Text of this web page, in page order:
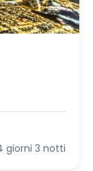
giorni 3 notti